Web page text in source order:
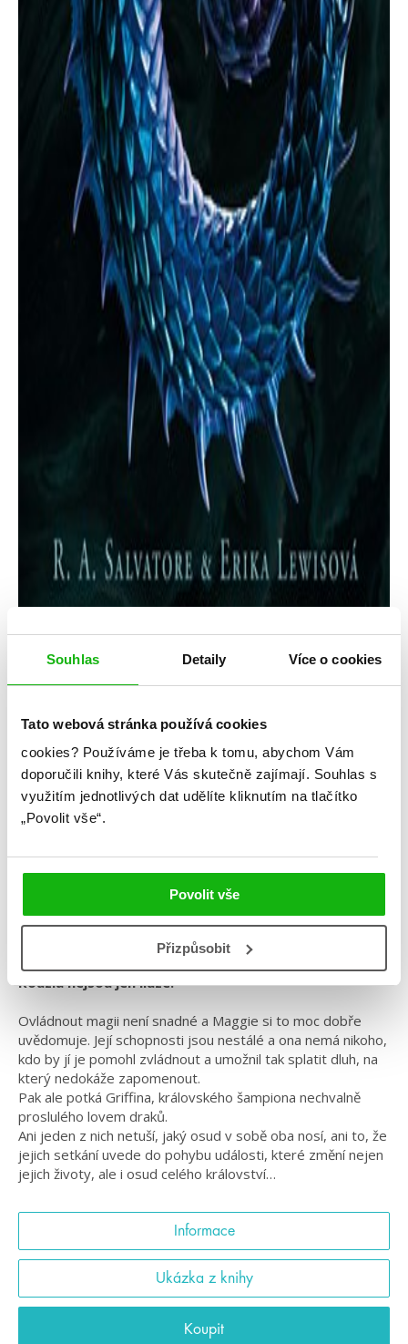
Souhlas Detaily Více o cookies
Tato webová stránka používá cookies
cookies? Používáme je třeba k tomu, abychom Vám
doporučili knihy, které Vás skutečně zajímají. Souhlas s
využitím jednotlivých dat udělíte kliknutím na tlačítko
„Povolit vše“.
Povolit vše
Přizpůsobit
Barva draků
Robert Anthony Salvatore
#robertanthonysalvatore
Kouzla nejsou jen iluze!
Ovládnout magii není snadné a Maggie si to moc dobře
uvědomuje. Její schopnosti jsou nestálé a ona nemá nikoho,
kdo by jí je pomohl zvládnout a umožnil tak splatit dluh, na
který nedokáže zapomenout.
Pak ale potká Griffina, královského šampiona nechvalně
proslulého lovem draků.
Ani jeden z nich netuší, jaký osud v sobě oba nosí, ani to, že
jejich setkání uvede do pohybu události, které změní nejen
jejich životy, ale i osud celého království…
Informace
Ukázka z knihy
Koupit